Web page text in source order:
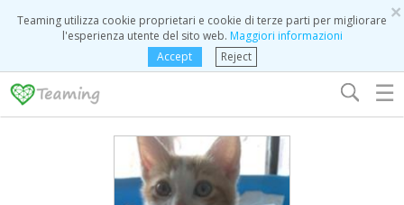
×
Teaming utilizza cookie proprietari e cookie di terze parti per migliorare
l'esperienza utente del sito web. Maggiori informazioni
Accept
Reject
☰